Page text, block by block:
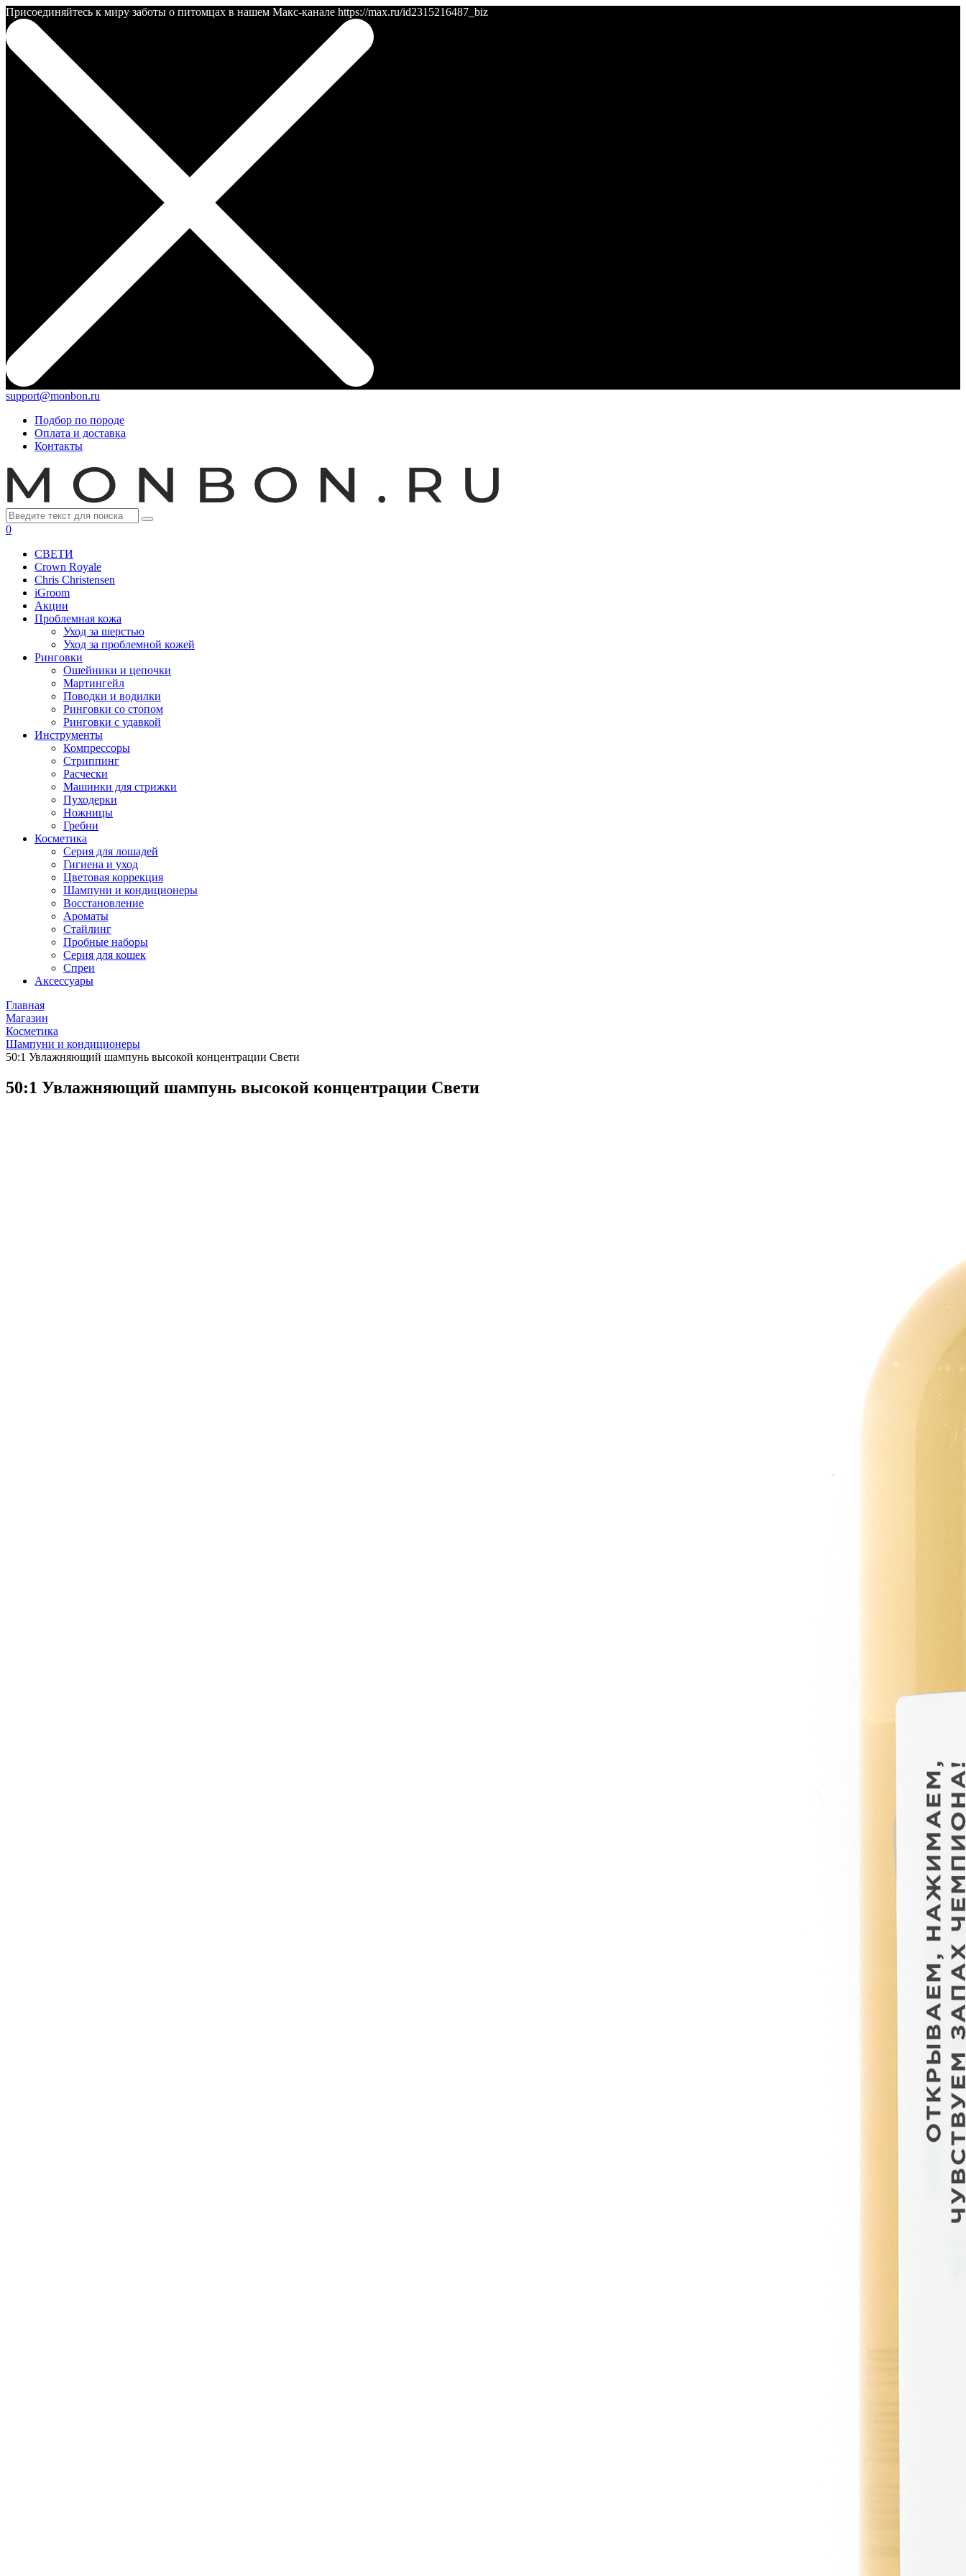
Присоединяйтесь к миру заботы о питомцах в нашем Макс-канале https://max.ru/id2315216487_biz
support@monbon.ru
Подбор по породе
Оплата и доставка
Контакты
0
СВЕТИ
Crown Royale
Chris Christensen
iGroom
Акции
Проблемная кожа
Уход за шерстью
Уход за проблемной кожей
Ринговки
Ошейники и цепочки
Мартингейл
Поводки и водилки
Ринговки со стопом
Ринговки с удавкой
Инструменты
Компрессоры
Стриппинг
Расчески
Машинки для стрижки
Пуходерки
Ножницы
Гребни
Косметика
Серия для лошадей
Гигиена и уход
Цветовая коррекция
Шампуни и кондиционеры
Восстановление
Ароматы
Стайлинг
Пробные наборы
Серия для кошек
Спреи
Аксессуары
Главная
Магазин
Косметика
Шампуни и кондиционеры
50:1 Увлажняющий шампунь высокой концентрации Свети
50:1 Увлажняющий шампунь высокой концентрации Свети